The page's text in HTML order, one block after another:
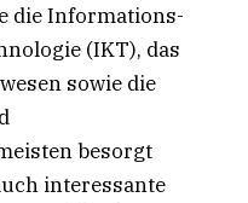
die Informations-
(IKT), das
sowie die
besorgt
interessante